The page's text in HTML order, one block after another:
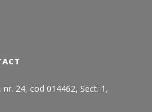
24, cod 014462, Sect. 1,